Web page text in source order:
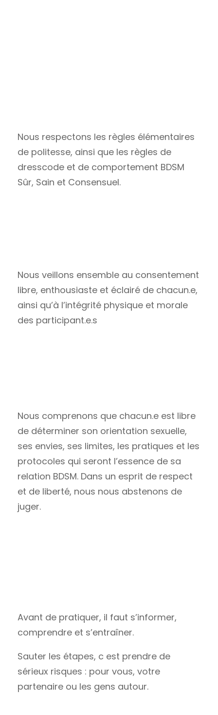
Nous respectons les règles élémentaires
de politesse, ainsi que les règles de
dresscode et de comportement BDSM
Sûr, Sain et Consensuel.
Nous veillons ensemble au consentement
libre, enthousiaste et éclairé de chacun.e,
ainsi qu’à l’intégrité physique et morale
des participant.e.s
Nous comprenons que chacun.e est libre
de déterminer son orientation sexuelle,
ses envies, ses limites, les pratiques et les
protocoles qui seront l’essence de sa
relation BDSM. Dans un esprit de respect
et de liberté, nous nous abstenons de
juger.
Avant de pratiquer, il faut s’informer,
comprendre et s’entraîner.
Sauter les étapes, c est prendre de
sérieux risques : pour vous, votre
partenaire ou les gens autour.